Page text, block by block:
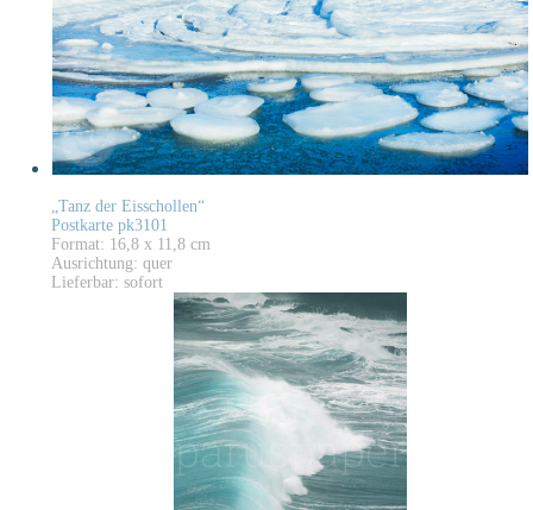
„Tanz der Eisschollen“
Postkarte pk3101
Format: 16,8 x 11,8 cm
Ausrichtung: quer
Lieferbar: sofort